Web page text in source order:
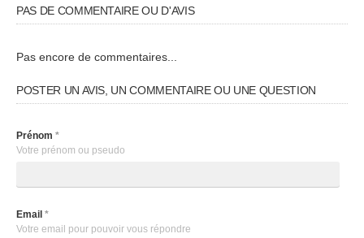
PAS DE COMMENTAIRE OU D'AVIS
Pas encore de commentaires...
POSTER UN AVIS, UN COMMENTAIRE OU UNE QUESTION
Prénom *
Votre prénom ou pseudo
Email *
Votre email pour pouvoir vous répondre